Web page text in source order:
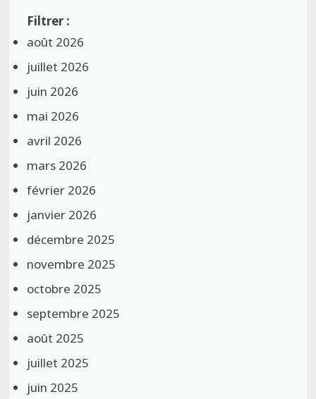
août 2026
juillet 2026
juin 2026
mai 2026
avril 2026
mars 2026
février 2026
janvier 2026
décembre 2025
novembre 2025
octobre 2025
septembre 2025
août 2025
juillet 2025
juin 2025